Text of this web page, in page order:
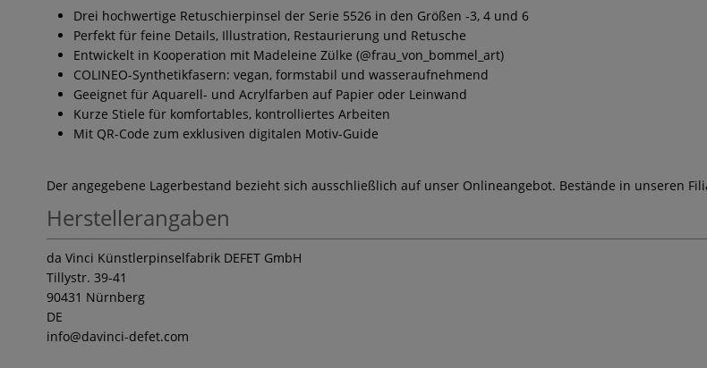
Drei hochwertige Retuschierpinsel der Serie 5526 in den Größen -3, 4 und 6
Perfekt für feine Details, Illustration, Restaurierung und Retusche
Entwickelt in Kooperation mit Madeleine Zülke (@frau_von_bommel_art)
COLINEO-Synthetikfasern: vegan, formstabil und wasseraufnehmend
Geeignet für Aquarell- und Acrylfarben auf Papier oder Leinwand
Kurze Stiele für komfortables, kontrolliertes Arbeiten
Mit QR-Code zum exklusiven digitalen Motiv-Guide
Der angegebene Lagerbestand bezieht sich ausschließlich auf unser Onlineangebot. Bestände in unseren
Herstellerangaben
da Vinci Künstlerpinselfabrik DEFET GmbH
Tillystr. 39-41
90431 Nürnberg
DE
info@davinci-defet.com